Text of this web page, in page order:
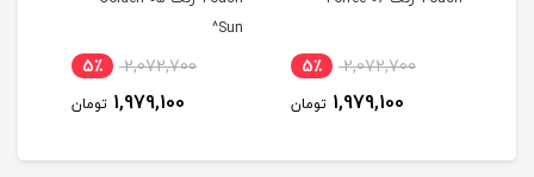
2,072,700 5٪
1,979,100 تومان
Sun^
2,072,700 5٪
1,979,100 تومان